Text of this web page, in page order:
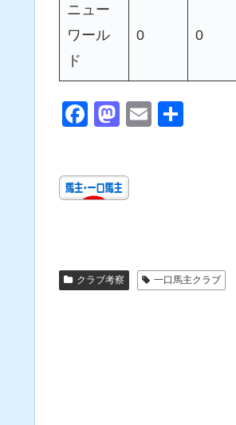
ニュー
ワール
ド
0 0
F
e
o
k
M
o
n
E
クラブ考察 一口馬主クラブ